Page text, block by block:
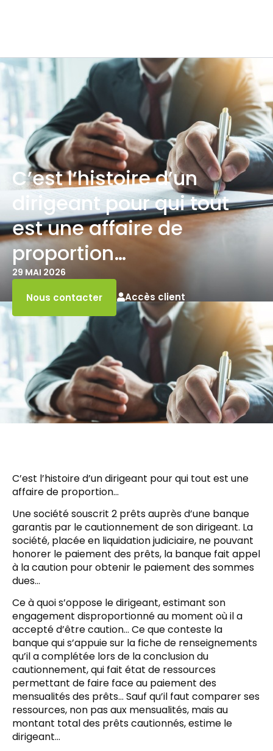
C’est l’histoire d’un
dirigeant pour qui tout
est une affaire de
proportion…
29 MAI 2026
Nous contacter Accès client
C’est l’histoire d’un dirigeant pour qui tout est une
affaire de proportion…
Une société souscrit 2 prêts auprès d’une banque
garantis par le cautionnement de son dirigeant. La
société, placée en liquidation judiciaire, ne pouvant
honorer le paiement des prêts, la banque fait appel
à la caution pour obtenir le paiement des sommes
dues…
Ce à quoi s’oppose le dirigeant, estimant son
engagement disproportionné au moment où il a
accepté d’être caution… Ce que conteste la
banque qui s’appuie sur la fiche de renseignements
qu’il a complétée lors de la conclusion du
cautionnement, qui fait état de ressources
permettant de faire face au paiement des
mensualités des prêts… Sauf qu’il faut comparer ses
ressources, non pas aux mensualités, mais au
montant total des prêts cautionnés, estime le
dirigeant…